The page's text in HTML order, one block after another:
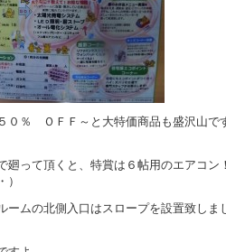
０％ ＯＦＦ～と大特価商品も盛沢山で
廻って頂くと、特賞は６帖用のエアコン
）
ームの北側入口はスロープを設置致しま